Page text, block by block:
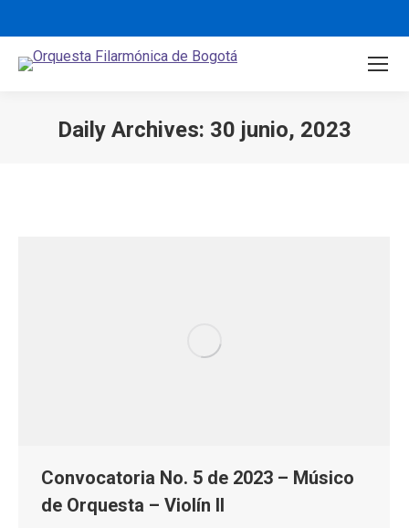
Daily Archives: 30 junio, 2023
Convocatoria No. 5 de 2023 – Músico
de Orquesta – Violín II